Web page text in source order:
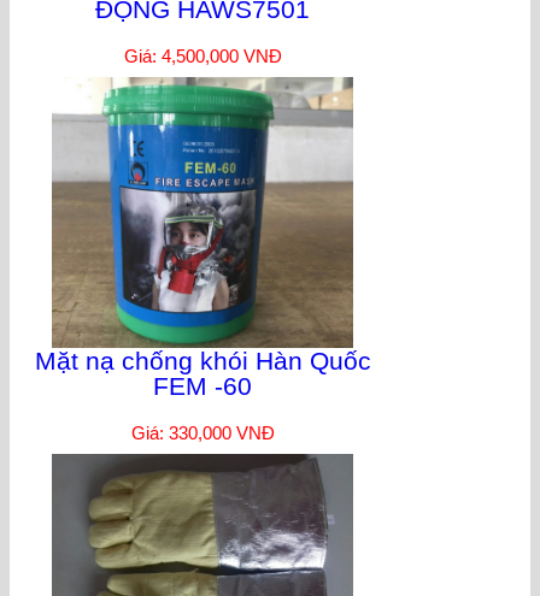
ĐỘNG HAWS7501
Giá: 4,500,000 VNĐ
Mặt nạ chống khói Hàn Quốc
FEM -60
Giá: 330,000 VNĐ